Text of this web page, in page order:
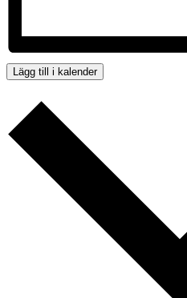
Lägg till i kalender